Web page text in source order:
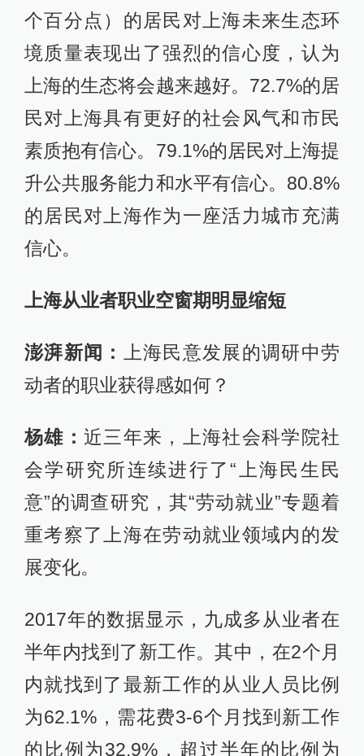
个百分点）的居民对上海未来生态环
境质量表现出了强烈的信心度，认为
上海的生态将会越来越好。72.7%的居
民对上海具有更好的社会风气和市民
素质抱有信心。79.1%的居民对上海提
升公共服务能力和水平有信心。80.8%
的居民对上海作为一座活力城市充满
信心。
上海从业者职业空窗期明显缩短
澎湃新闻：
上海民意发展的调研中劳
动者的职业获得感如何？
杨雄： 近三年来，上海社会科学院社
会学研究所连续进行了“上海民生民
意”的调查研究，其“劳动就业”专题着
重考察了上海在劳动就业领域内的发
展变化。
2017年的数据显示，九成多从业者在
半年内找到了新工作。其中，在2个月
内就找到了最新工作的从业人员比例
为62.1%，需花费3-6个月找到新工作
的比例为32.9%，超过半年的比例为